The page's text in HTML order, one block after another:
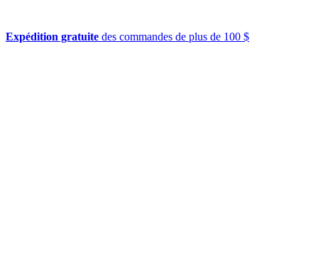
Expédition gratuite des commandes de plus de 100 $